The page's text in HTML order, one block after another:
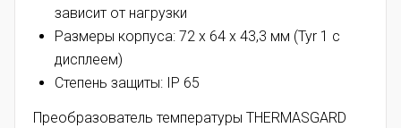
зависит от нагрузки
Размеры корпуса: 72 x 64 x 43,3 мм (Tyr 1 c
дисплеем)
Степень защиты: IP 65
Преобразователь температуры THERMASGARD